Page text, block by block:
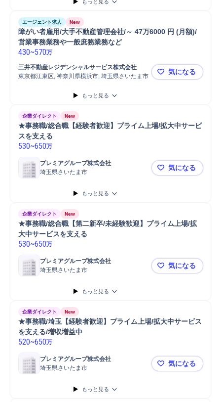
もっと見る
エージェント求人 New
障がい者雇用/大手不動産管理会社/～ 47万6000 円 (月額)/
430~570万
三井不動産レジデンシャルサービス株式会社
東京都江東区, 神奈川県横浜市, 埼玉県さいたま市
障がい者雇
気になる
もっと見る
企業ダイレクト New
★事務職/総合職【経験者歓迎】プライム上場/拡大中サービ
スを支える
530~650万
プレミアグループ株式会社
埼玉県さいたま市
★事務職/総
気になる
もっと見る
企業ダイレクト New
★事務職/総合職【第二新卒/未経験歓迎】プライム上場/拡
大中サービスを支える
530~650万
プレミアグループ株式会社
埼玉県さいたま市
★事務職/総
気になる
もっと見る
企業ダイレクト New
★事務職/埼玉【経験者歓迎】プライム上場/拡大中サービス
を支える/増収増益中
520~650万
プレミアグループ株式会社
埼玉県さいたま市
★事務職/埼
気になる
もっと見る